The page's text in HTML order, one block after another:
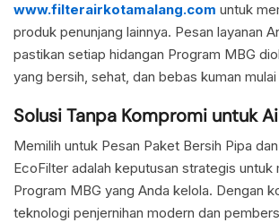
www.filterairkotamalang.com untuk
produk penunjang lainnya. Pesan layanan
pastikan setiap hidangan Program MBG
yang bersih, sehat, dan bebas kuman mulai
Solusi Tanpa Kompromi untuk
Memilih untuk Pesan Paket Bersih Pipa
EcoFilter adalah keputusan strategis untuk
Program MBG yang Anda kelola. Dengan
teknologi penjernihan modern dan